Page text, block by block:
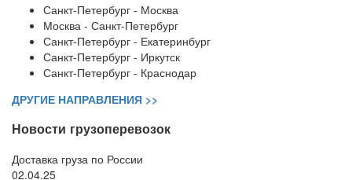
Санкт-Петербург - Москва
Москва - Санкт-Петербург
Санкт-Петербург - Екатеринбург
Санкт-Петербург - Иркутск
Санкт-Петербург - Краснодар
ДРУГИЕ НАПРАВЛЕНИЯ >>
Новости грузоперевозок
Доставка груза по России
02.04.25